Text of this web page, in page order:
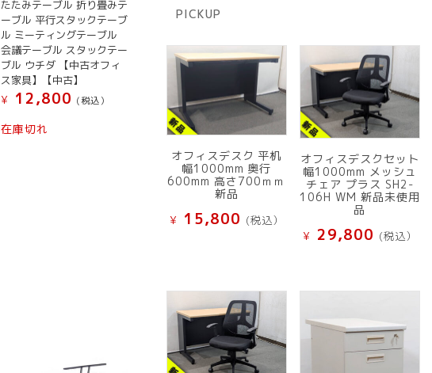
たたみテーブル 折り畳みテ
ーブル 平行スタックテーブ
ル ミーティングテーブル
会議テーブル スタックテー
ブル ウチダ 【中古オフィ
ス家具】【中古】
¥
12,800 (税込）
在庫切れ
PICKUP
オフィスデスク 平机
幅1000mm 奥行
600mm 高さ700ｍｍ
新品
¥ 15,800 (税込）
オフィスデスクセット
幅1000mm メッシュ
チェア プラス SH2-
106H WM 新品未使用
品
¥ 29,800 (税込）